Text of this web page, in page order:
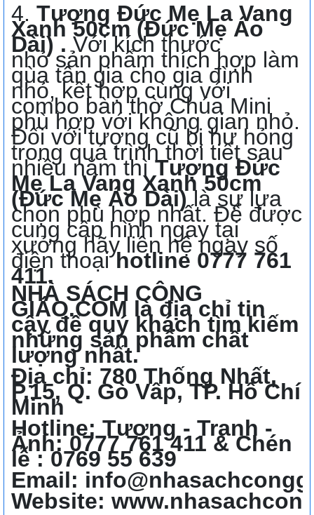
4. Tượng Đức Mẹ La Vang
Xanh 50cm (Đức Mẹ Áo
Dài) .Với kích thước
nhỏ sản phẩm thích hợp làm
qùa tân gia cho gia đình
nhỏ, kết hợp cùng với
combo bàn thờ Chúa Mini
phù hợp với không gian nhỏ.
Đối với tượng cũ bị hư hỏng
trong quá trình thời tiết sau
nhiều năm thìTượng Đức
Mẹ La Vang Xanh 50cm
(Đức Mẹ Áo Dài)là sự lựa
chọn phù hợp nhất. Để được
cung cấp hình ngay tại
xưởng hãy liên hệ ngay số
điện thoạihotline 0777 761
411.
NHÀ SÁCH CÔNG
GIÁO.COM là địa chỉ tin
cậy để quý khách tìm kiếm
những sản phẩm chất
lượng nhất.
Địa chỉ: 780 Thống Nhất,
P.15, Q. Gò Vấp, TP. Hồ Chí
Minh
Hotline: Tượng - Tranh -
Ảnh: 0777 761 411 & Chén
lễ : 0769 55 639
Email:
Website: